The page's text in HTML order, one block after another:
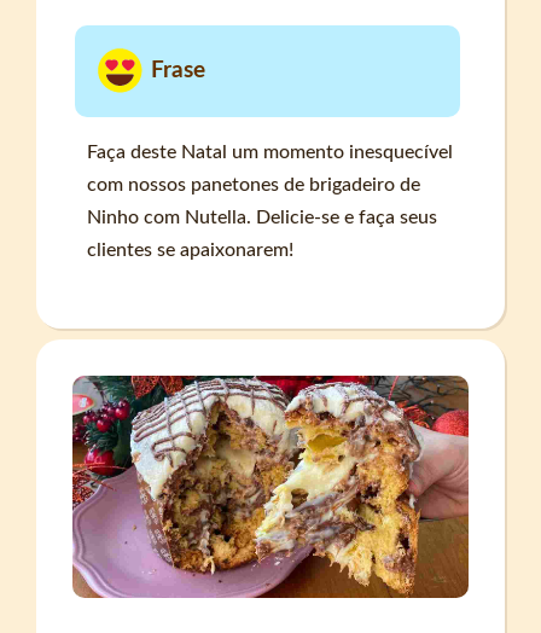
Frase
Faça deste Natal um momento inesquecível
com nossos panetones de brigadeiro de
Ninho com Nutella. Delicie-se e faça seus
clientes se apaixonarem!